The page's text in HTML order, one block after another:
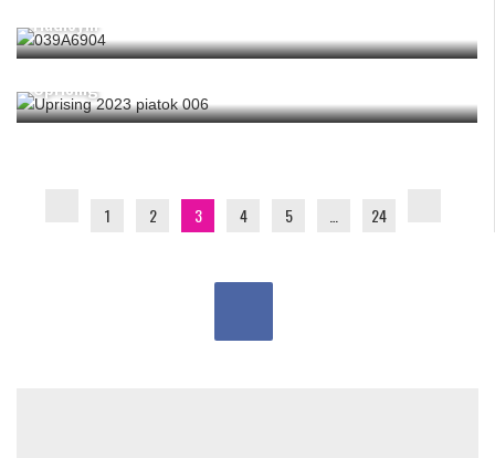
Hadleym“
Zažili sme jeden z najvydarenejších ročníkov festivalu
Uprising
1 2 3 4 5 24